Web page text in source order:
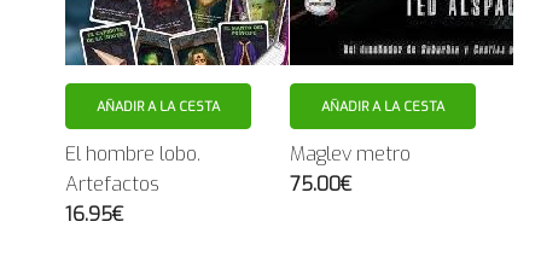
AÑADIR A LA CESTA
El hombre lobo.
Artefactos
16.95€
AÑADIR A LA CESTA
Maglev metro
75.00€